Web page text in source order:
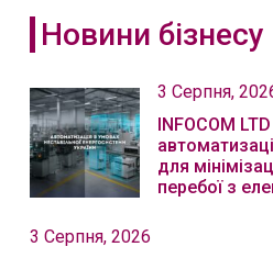
Новини бізнесу
3 Серпня,
INFOCOM
для
перебої з
3 Серпня, 2026